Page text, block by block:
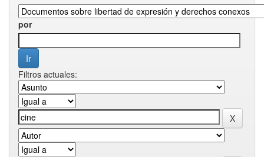
por
Filtros actuales: